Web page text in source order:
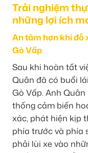
Trải nghiệm
những lợi ích
An tâm hơn khi đỗ
Gò Vấp
Sau khi hoàn tất
Quân đã có buổi
Gò Vấp. Anh
thống cảm biến
xác, phát hiện kịp
phía trước và phía
phải lùi xe vào